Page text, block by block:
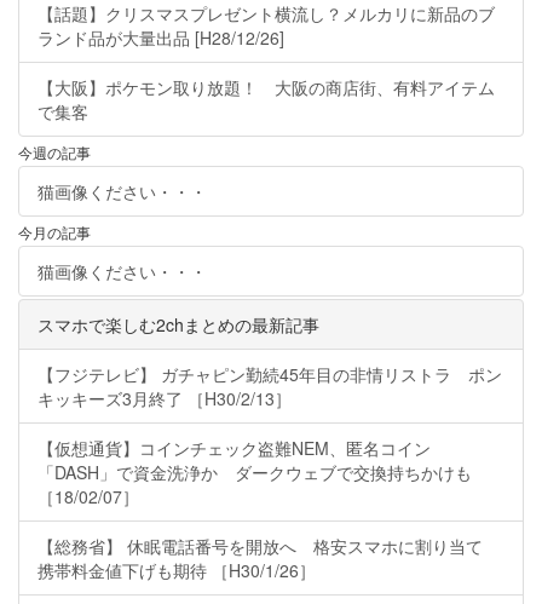
【話題】クリスマスプレゼント横流し？メルカリに新品のブ
ランド品が大量出品 [H28/12/26]
【大阪】ポケモン取り放題！ 大阪の商店街、有料アイテム
で集客
今週の記事
猫画像ください・・・
今月の記事
猫画像ください・・・
スマホで楽しむ2chまとめの最新記事
【フジテレビ】 ガチャピン勤続45年目の非情リストラ ポン
キッキーズ3月終了 ［H30/2/13］
【仮想通貨】コインチェック盗難NEM、匿名コイン
「DASH」で資金洗浄か ダークウェブで交換持ちかけも
［18/02/07］
【総務省】 休眠電話番号を開放へ 格安スマホに割り当て
携帯料金値下げも期待 ［H30/1/26］